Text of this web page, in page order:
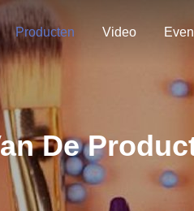
Producten Video
De